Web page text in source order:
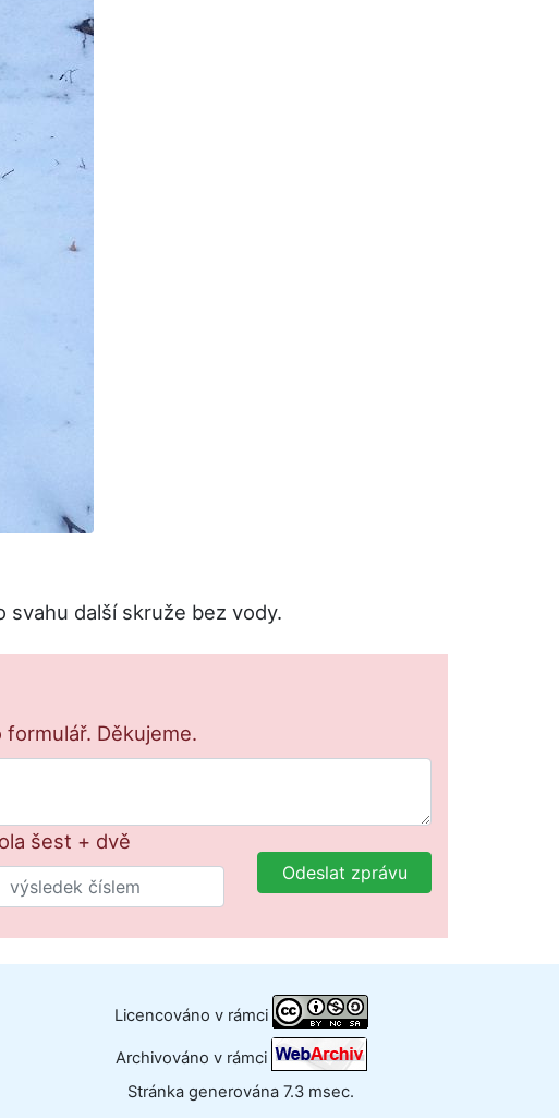
svahu další skruže bez vody.
Děkujeme.
šest + dvě
Odeslat zprávu
Licencováno v rámci
Archivováno v rámci
Stránka generována 7.3 msec.